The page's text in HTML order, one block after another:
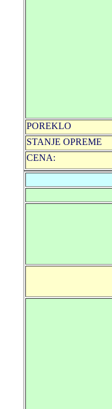
POREKLO
STANJE OPREME
CENA: